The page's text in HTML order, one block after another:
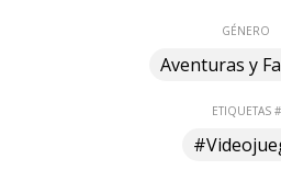
GÉNERO
Aventuras y
ETIQUETAS #